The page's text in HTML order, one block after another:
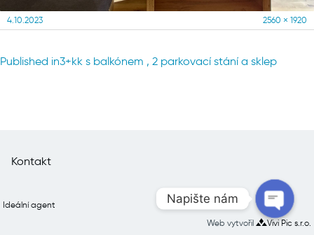
Posted
4.10.2023
Full
2560 × 1920
Navigace
Published in3+kk s balkónem , 2 parkovací stání a sklep
Kontakt
Ideální agent
Web vytvořil
Vivi Pic s.r.o.
Napište nám
Open